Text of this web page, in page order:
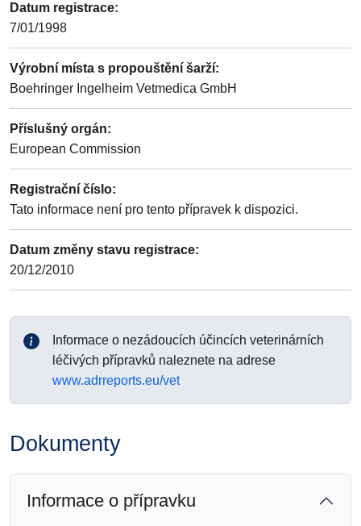
Datum registrace:
7/01/1998
Výrobní místa s propouštění šarží:
Boehringer Ingelheim Vetmedica GmbH
Příslušný orgán:
European Commission
Registrační číslo:
Tato informace není pro tento přípravek k dispozici.
Datum změny stavu registrace:
20/12/2010
Informace o nezádoucích účincích veterinárních
léčivých přípravků naleznete na adrese
www.adrreports.eu/vet
Dokumenty
Informace o přípravku